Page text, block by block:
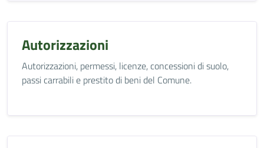
Autorizzazioni
Autorizzazioni, permessi, licenze, concessioni di suolo,
passi carrabili e prestito di beni del Comune.